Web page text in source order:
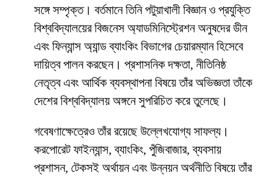
সঙ্গে সম্পৃক্ত। বর্তমানে তিনি পটুয়াখালী বিজ্ঞান ও প্রযুক্তি
বিশ্ববিদ্যালয়ের বিজনেস অ্যাডমিনিস্ট্রেশন অনুষদের ডীন
এবং ফিন্যান্স অ্যান্ড ব্যাংকিং বিভাগের চেয়ারম্যান হিসেবে
দায়িত্ব পালন করছেন। প্রশাসনিক দক্ষতা, নীতিনিষ্ঠ
নেতৃত্ব এবং আর্থিক ব্যবস্থাপনা বিষয়ে তাঁর অভিজ্ঞতা তাঁকে
দেশের বিশ্ববিদ্যালয় অঙ্গনে সুপরিচিত করে তুলেছে।
গবেষণাক্ষেত্রেও তাঁর রয়েছে উল্লেখযোগ্য সাফল্য।
করপোরেট ফাইন্যান্স, ব্যাংকিং, পুঁজিবাজার, ব্যবসায়
প্রশাসন, টেকসই অর্থায়ন এবং উন্নয়ন অর্থনীতি বিষয়ে তাঁর